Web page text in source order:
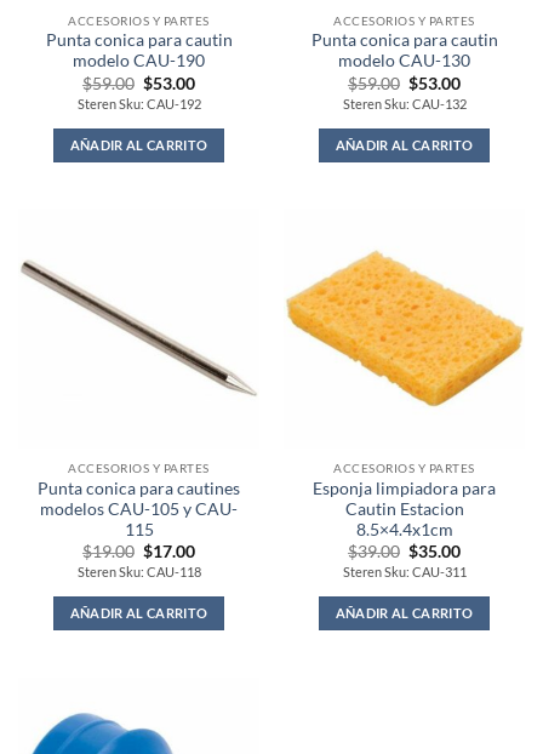
ACCESORIOS Y PARTES
Punta conica para cautin
modelo CAU-190
$59.00 Original
price
was:
$59.00.
$53.00Current
price
is:
$53.00.
Steren Sku: CAU-192
AÑADIR AL CARRITO
ACCESORIOS Y PARTES
Punta conica para cautin
modelo CAU-130
$59.00 Original
price
was:
$59.00.
$53.00Current
price
is:
$53.00.
Steren Sku: CAU-132
AÑADIR AL CARRITO
ACCESORIOS Y PARTES
Punta conica para cautines
modelos CAU-105 y CAU-
115
$19.00 Original
price
was:
$19.00.
$17.00Current
price
is:
$17.00.
Steren Sku: CAU-118
AÑADIR AL CARRITO
ACCESORIOS Y PARTES
Esponja limpiadora para
Cautin Estacion
8.5×4.4x1cm
$39.00 Original
price
was:
$39.00.
$35.00Current
price
is:
$35.00.
Steren Sku: CAU-311
AÑADIR AL CARRITO